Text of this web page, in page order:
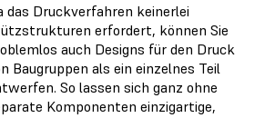
das Druckverfahren keinerlei
erfordert, können Sie
auch Designs für den Druck
Baugruppen als ein einzelnes Teil
So lassen sich ganz ohne
Komponenten einzigartige,